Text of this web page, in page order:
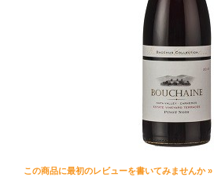
この商品に最初のレビューを書いてみませんか »